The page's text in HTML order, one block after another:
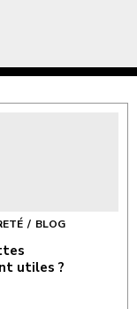
BLOG
utiles ?